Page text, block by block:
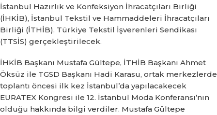
İstanbul Hazırlık ve Konfeksiyon İhracatçıları Birliği
(İHKİB), İstanbul Tekstil ve Hammaddeleri İhracatçıları
Birliği (İTHİB), Türkiye Tekstil İşverenleri Sendikası
(TTSİS) gerçekleştirilecek.
İHKİB Başkanı Mustafa Gültepe, İTHİB Başkanı Ahmet
Öksüz ile TGSD Başkanı Hadi Karasu, ortak merkezlerde
toplantı öncesi ilk kez İstanbul’da yapılacakecek
EURATEX Kongresi ile 12. İstanbul Moda Konferansı’nın
olduğu hakkında bilgi verdiler. Mustafa Gültepe